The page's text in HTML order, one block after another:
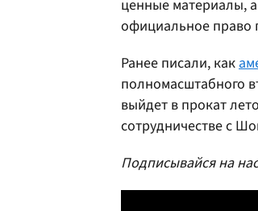
ценные материалы,
официальное право
Ранее писали, как
полномасштабного
выйдет в прокат
сотрудничестве с
Подписывайся на